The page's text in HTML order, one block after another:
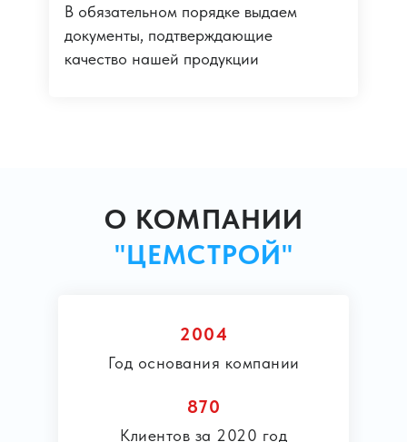
В обязательном порядке выдаем
документы, подтверждающие
качество нашей продукции
О КОМПАНИИ
"ЦЕМСТРОЙ"
2004
Год основания компании
870
Клиентов за 2020 год